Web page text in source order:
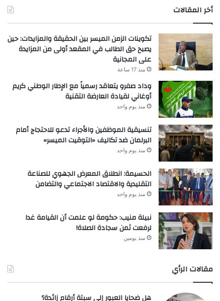
أخر المقالات
تكوينات الزمن الميسر بين الحقيقة والمزايدات: حين
يصبح حق الطالب في المقعد أولى من المزايدة
على المجانية
منذ 17 ساعة
وداد صفرو يتعاقد رسمياً مع الإطار الوطني كريم
أوغاني لقيادة العارضة التقنية
منذ يوم واحد
تنسيقية الموظفين والأجراء تدعو للاحتجاج أمام
البرلمان ضد تكاليف «التوقيت الميسر»
منذ يوم واحد
الحسيمة: انطلاق المعرض الجهوي للصناعة
التقليدية والاقتصاد الاجتماعي والتضامن
منذ يوم واحد
نبيلة منيب: حكومة لو علمت أن القيامة غدا
لرفعت ثمن سجادة الصلاة!
منذ يومين
مقالات الرأي
هل ضحايا العبور إلى سبتة أرقام زائدة؟